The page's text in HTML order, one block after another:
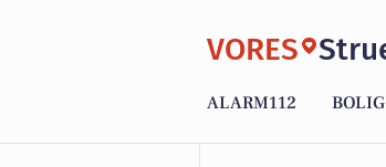
VORES
ALARM112 BOLIG